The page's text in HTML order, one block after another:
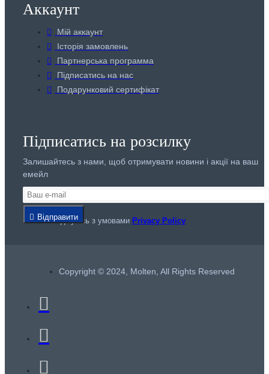
Аккаунт
Мій аккаунт
Історія замовлень
Партнерська программа
Підписатись на нас
Подарунковий сертифікат
Підписатись на розсилку
Залишайтесь з нами, щоб отримувати новини і акції на ваш
емейл
Відправити
Я погоджуюсь з умовами Privacy Policy
Copyright © 2024, Molten, All Rights Reserved